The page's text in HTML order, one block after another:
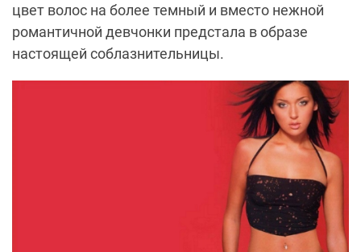
цвет волос на более темный и вместо нежной
романтичной девчонки предстала в образе
настоящей соблазнительницы.